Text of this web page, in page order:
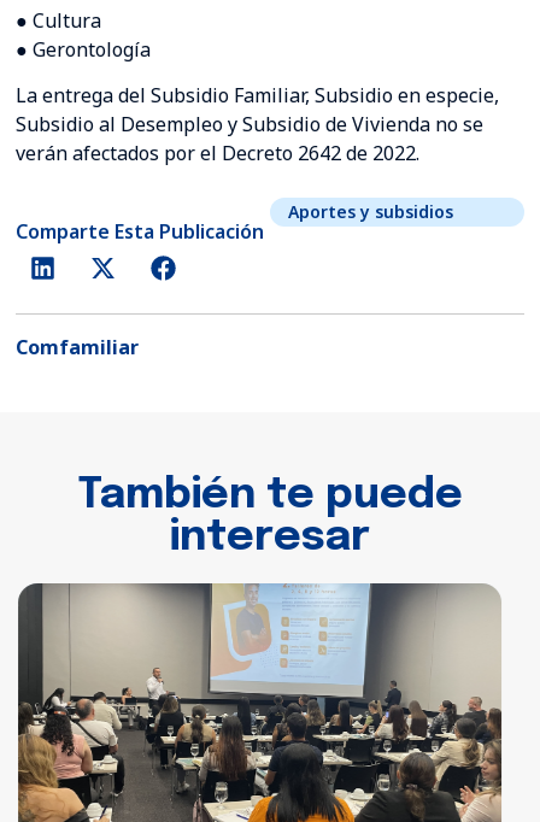
● Cultura
● Gerontología
La entrega del Subsidio Familiar, Subsidio en especie,
Subsidio al Desempleo y Subsidio de Vivienda no se
verán afectados por el Decreto 2642 de 2022.
Comparte Esta Publicación
Aportes y subsidios
Comfamiliar
También te puede
interesar